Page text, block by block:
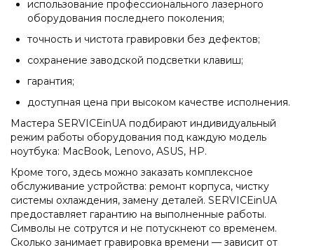
использование профессионального лазерного
оборудования последнего поколения;
точность и чистота гравировки без дефектов;
сохранение заводской подсветки клавиш;
гарантия;
доступная цена при высоком качестве исполнения.
Мастера SERVICEinUA подбирают индивидуальный
режим работы оборудования под каждую модель
ноутбука: MacBook, Lenovo, ASUS, HP.
Кроме того, здесь можно заказать комплексное
обслуживание устройства: ремонт корпуса, чистку
системы охлаждения, замену деталей. SERVICEinUA
предоставляет гарантию на выполненные работы.
Символы не сотрутся и не потускнеют со временем.
Сколько занимает гравировка времени — зависит от